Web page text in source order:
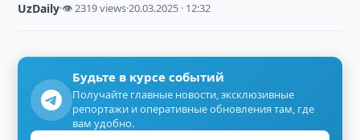
UzDaily·👁 2319 views·20.03.2025 · 12:32
Будьте в курсе событий
Получайте главные новости, эксклюзивные
репортажи и оперативные обновления там, где
вам удобно.